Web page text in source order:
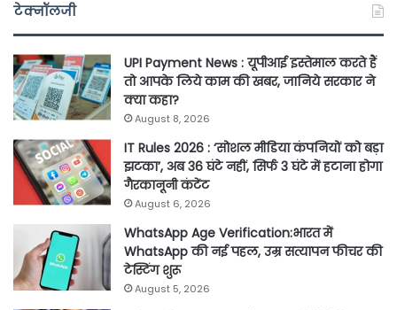
टेक्नॉलजी
UPI Payment News : यूपीआई इस्तेमाल करते हैं
तो आपके लिये काम की खबर, जानिये सरकार ने
क्या कहा?
August 8, 2026
IT Rules 2026 : ‘सोशल मीडिया कंपनियों को बड़ा
झटका’, अब 36 घंटे नहीं, सिर्फ 3 घंटे में हटाना होगा
गैरकानूनी कंटेंट
August 6, 2026
WhatsApp Age Verification:भारत में
WhatsApp की नई पहल, उम्र सत्यापन फीचर की
टेस्टिंग शुरू
August 5, 2026